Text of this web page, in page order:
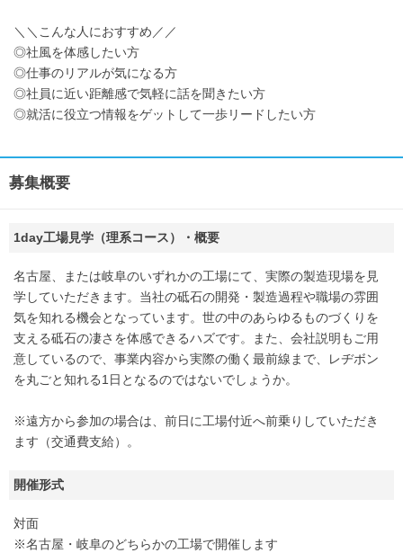
＼＼こんな人におすすめ／／
◎社風を体感したい方
◎仕事のリアルが気になる方
◎社員に近い距離感で気軽に話を聞きたい方
◎就活に役立つ情報をゲットして一歩リードしたい方
募集概要
1day工場見学（理系コース）・概要
名古屋、または岐阜のいずれかの工場にて、実際の製造現場を見
学していただきます。当社の砥石の開発・製造過程や職場の雰囲
気を知れる機会となっています。世の中のあらゆるものづくりを
支える砥石の凄さを体感できるハズです。また、会社説明もご用
意しているので、事業内容から実際の働く最前線まで、レヂボン
を丸ごと知れる1日となるのではないでしょうか。
※遠方から参加の場合は、前日に工場付近へ前乗りしていただき
ます（交通費支給）。
開催形式
対面
※名古屋・岐阜のどちらかの工場で開催します